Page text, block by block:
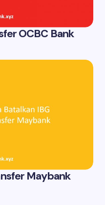
OCBC Bank
Maybank